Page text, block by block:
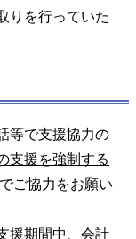
りを行っていた
等で支援協力の
支援を強制する
ご協力をお願い
援期間中、会計